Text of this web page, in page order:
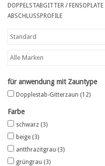
Solar
Schnäppchen
Dokumente
Karte
Contact
DOPPELSTABGITTER /
ABSCHLUSSPROFILE
für anwendung mit Zauntype
Dopplestab-Gitterzaun (12)
Farbe
schwarz (3)
beige (3)
antthrazitgrau (3)
grüngrau (3)